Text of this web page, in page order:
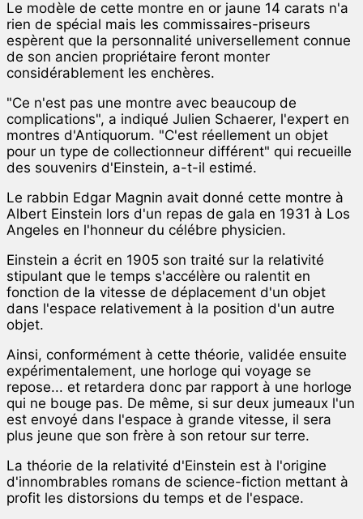
Le modèle de cette montre en or jaune 14 carats n'a
rien de spécial mais les commissaires-priseurs
espèrent que la personnalité universellement connue
de son ancien propriétaire feront monter
considérablement les enchères.
"Ce n'est pas une montre avec beaucoup de
complications", a indiqué Julien Schaerer, l'expert en
montres d'Antiquorum. "C'est réellement un objet
pour un type de collectionneur différent" qui recueille
des souvenirs d'Einstein, a-t-il estimé.
Le rabbin Edgar Magnin avait donné cette montre à
Albert Einstein lors d'un repas de gala en 1931 à Los
Angeles en l'honneur du célébre physicien.
Einstein a écrit en 1905 son traité sur la relativité
stipulant que le temps s'accélère ou ralentit en
fonction de la vitesse de déplacement d'un objet
dans l'espace relativement à la position d'un autre
objet.
Ainsi, conformément à cette théorie, validée ensuite
expérimentalement, une horloge qui voyage se
repose... et retardera donc par rapport à une horloge
qui ne bouge pas. De même, si sur deux jumeaux l'un
est envoyé dans l'espace à grande vitesse, il sera
plus jeune que son frère à son retour sur terre.
La théorie de la relativité d'Einstein est à l'origine
d'innombrables romans de science-fiction mettant à
profit les distorsions du temps et de l'espace.